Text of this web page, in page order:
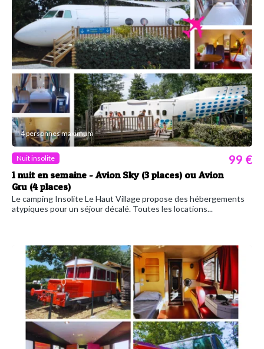
4 personnes maximum
Nuit insolite
1 nuit en semaine - Avion Sky (3 places) ou Avion
Gru (4 places)
99 €
Le camping Insolite Le Haut Village propose des hébergements
atypiques pour un séjour décalé. Toutes les locations...